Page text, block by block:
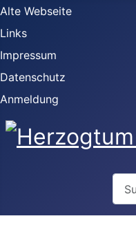
Alte Webseite
Links
Impressum
Datenschutz
Anmeldung